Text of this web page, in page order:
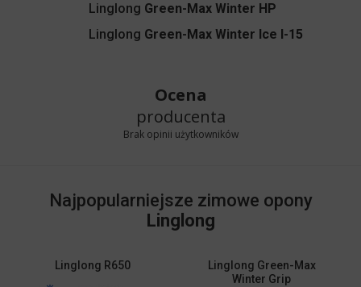
Linglong Green-Max Winter HP
Linglong Green-Max Winter Ice I-15
Ocena
producenta
Brak opinii użytkowników
Najpopularniejsze zimowe opony
Linglong
Linglong R650 Linglong Green-Max
Winter Grip